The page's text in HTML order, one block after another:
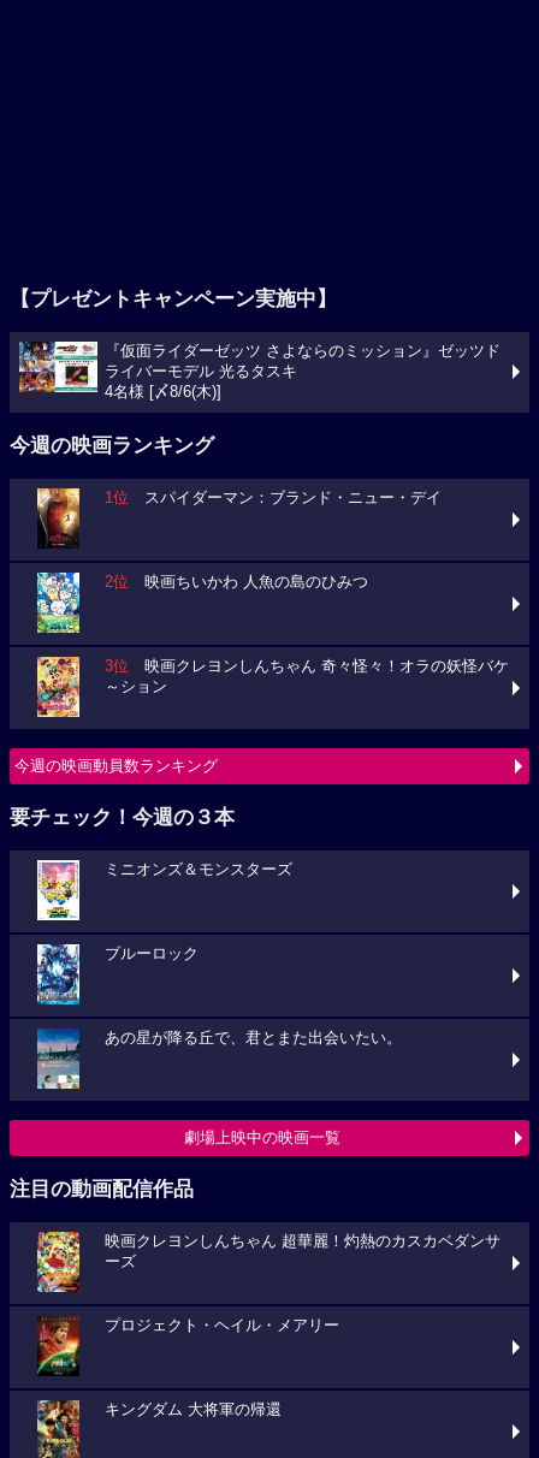
【プレゼントキャンペーン実施中】
『仮面ライダーゼッツ さよならのミッション』ゼッツド
ライバーモデル 光るタスキ
4名様 [〆8/6(木)]
今週の映画ランキング
1位 スパイダーマン：ブランド・ニュー・デイ
2位 映画ちいかわ 人魚の島のひみつ
3位 映画クレヨンしんちゃん 奇々怪々！オラの妖怪バケ
～ション
今週の映画動員数ランキング
要チェック！今週の３本
ミニオンズ＆モンスターズ
ブルーロック
あの星が降る丘で、君とまた出会いたい。
劇場上映中の映画一覧
注目の動画配信作品
映画クレヨンしんちゃん 超華麗！灼熱のカスカベダンサ
ーズ
プロジェクト・ヘイル・メアリー
キングダム 大将軍の帰還